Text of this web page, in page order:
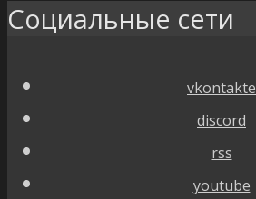
Социальные сети
vkontakte
discord
rss
youtube